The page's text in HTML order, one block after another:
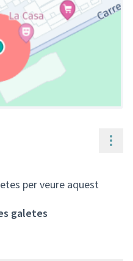
per veure aquest
galetes